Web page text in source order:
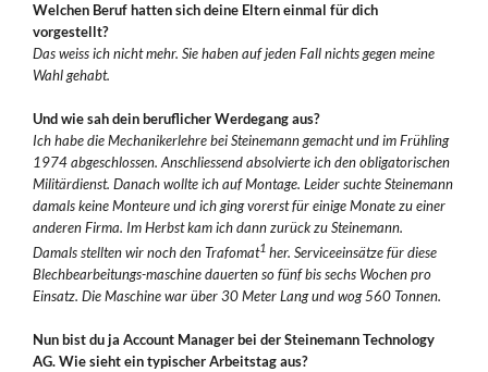
Welchen Beruf hatten sich deine Eltern einmal für dich
vorgestellt?
Das weiss ich nicht mehr. Sie haben auf jeden Fall nichts gegen meine
Wahl gehabt.
Und wie sah dein beruflicher Werdegang aus?
Ich habe die Mechanikerlehre bei Steinemann gemacht und im Frühling
1974 abgeschlossen. Anschliessend absolvierte ich den obligatorischen
Militärdienst. Danach wollte ich auf Montage. Leider suchte Steinemann
damals keine Monteure und ich ging vorerst für einige Monate zu einer
anderen Firma. Im Herbst kam ich dann zurück zu Steinemann.
Damals stellten wir noch den Trafomat1her. Serviceeinsätze für diese
Blechbearbeitungs-maschine dauerten so fünf bis sechs Wochen pro
Einsatz. Die Maschine war über 30 Meter Lang und wog 560 Tonnen.
Nun bist du ja Account Manager bei der Steinemann Technology
AG. Wie sieht ein typischer Arbeitstag aus?